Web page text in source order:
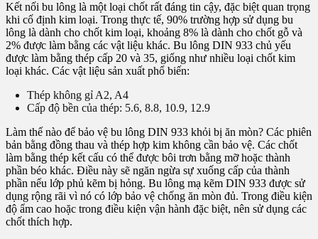
Kết nối bu lông là một loại chốt rất đáng tin cậy, đặc biệt quan trọng
khi cố định kim loại. Trong thực tế, 90% trường hợp sử dụng bu
lông là dành cho chốt kim loại, khoảng 8% là dành cho chốt gỗ và
2% được làm bằng các vật liệu khác. Bu lông DIN 933 chủ yếu
được làm bằng thép cấp 20 và 35, giống như nhiều loại chốt kim
loại khác. Các vật liệu sản xuất phổ biến:
Thép không gỉ A2, A4
Cấp độ bền của thép: 5.6, 8.8, 10.9, 12.9
Làm thế nào để bảo vệ bu lông DIN 933 khỏi bị ăn mòn? Các phiên
bản bằng đồng thau và thép hợp kim không cần bảo vệ. Các chốt
làm bằng thép kết cấu có thể được bôi trơn bằng mỡ hoặc thành
phần béo khác. Điều này sẽ ngăn ngừa sự xuống cấp của thành
phần nếu lớp phủ kẽm bị hỏng. Bu lông mạ kẽm DIN 933 được sử
dụng rộng rãi vì nó có lớp bảo vệ chống ăn mòn đủ. Trong điều kiện
độ ẩm cao hoặc trong điều kiện vận hành đặc biệt, nên sử dụng các
chốt thích hợp.